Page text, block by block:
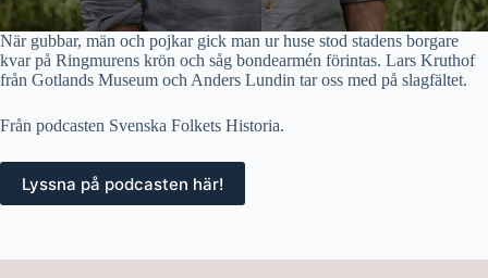
När gubbar, män och pojkar gick man ur huse stod stadens borgare
kvar på Ringmurens krön och såg bondearmén förintas. Lars Kruthof
från Gotlands Museum och Anders Lundin tar oss med på slagfältet.
Från podcasten Svenska Folkets Historia.
Lyssna på podcasten här!